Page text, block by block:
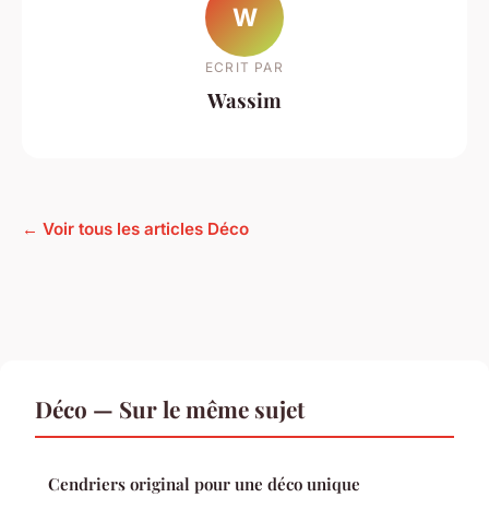
W
ECRIT PAR
Wassim
← Voir tous les articles Déco
Déco — Sur le même sujet
Cendriers original pour une déco unique